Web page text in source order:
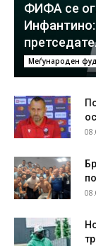
ФИФА се
Инфантино:
Меѓународен